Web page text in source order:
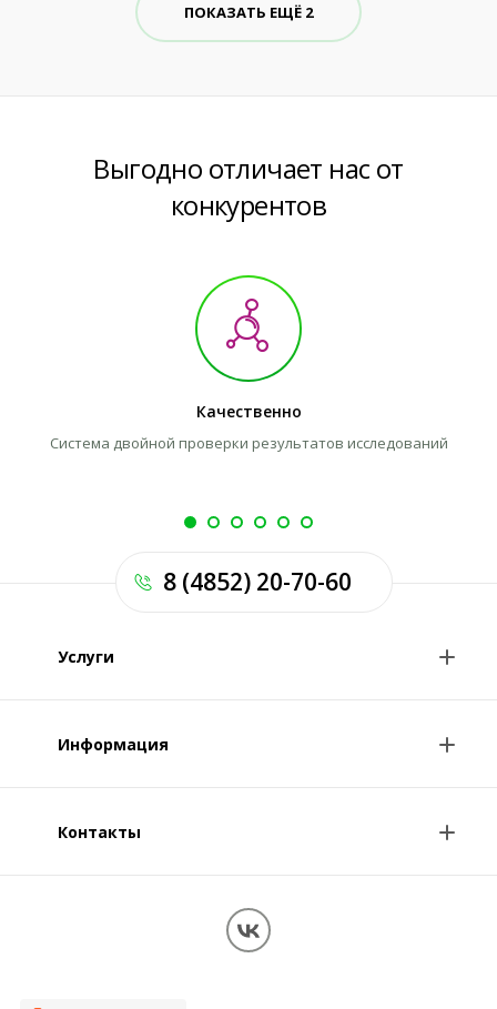
ПОКАЗАТЬ ЕЩЁ 2
Выгодно отличает нас от
конкурентов
Качественно
Система двойной проверки результатов исследований
Услуги
Консультации врачей
Информация
О клинике
Обработка персональных данных
Контакты
8 (4852) 20-70-60